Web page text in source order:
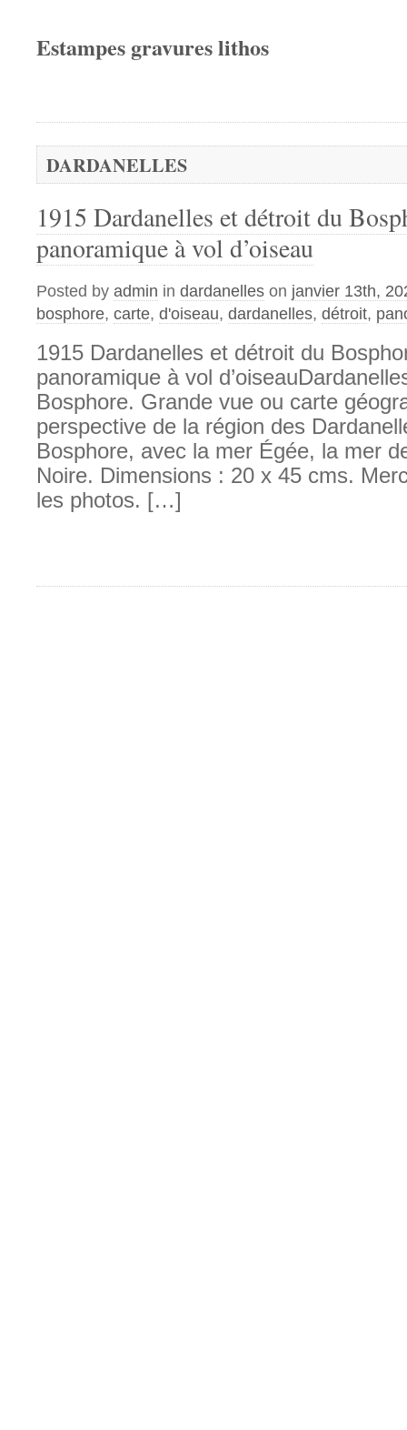
Estampes gravures lithos
DARDANELLES
1915 Dardanelles et détroit du
panoramique à vol d’oiseau
Posted by admin in dardanelles on janvier 13th,
bosphore, carte, d'oiseau, dardanelles, détroit,
1915 Dardanelles et détroit du
panoramique à vol
Bosphore. Grande vue ou carte
perspective de la région des
Bosphore, avec la mer Égée, la mer
Noire. Dimensions : 20 x 45 cms.
les photos. […]